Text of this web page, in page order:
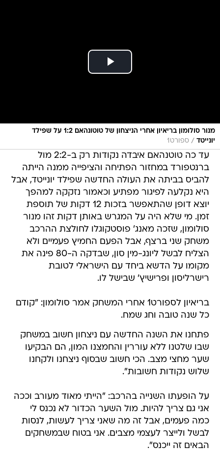
מנור סולומון בריאיון אחרי הניצחון של טוטונהאם 1:2 על שפילד
יונייטד / ספורט1
עד כה טוטנהאם איבדה נקודות רק ב-2:2 מול
ברנטפורד במחזור הפתיחה והציפייה ממנה הייתה
להביס בביתה את העולה החדשה שפילד יונייטד, אבל
היא נקלעה לפיגור מפתיע וכאמור נזקקה למהפך
יוצא דופן שהתאפשר בזכות 12 דקות של תוספת
זמן. מי שלא היה על המגרש באותן דקות זהו מנור
סולומון, שזכה מאנג' פוסטקוגלו לחולצת ההרכב
משחק שני ברצף, אבל הפעם החמיץ פעמיים ולא
הצליח לבשל ליונג-מין סון, שבדקה ה-80 פינה את
מקומו על הדשא ביחד עם הישראלי לטובת
רישרליסון ופרישיץ' שבישל לו.
בריאיון לספורט1 אחרי המשחק אמר סולומון: "קודם
כל שנה טובה וחג שמח.
פתחנו את השנה החדשה עם ניצחון חשוב במשחק
שבו שלטנו ללא עוררין והחמצנו המון, הם הבקיעו
שער מחצי מצב. הכי חשוב שבסוף ניצחנו ולקחנו
שלוש נקודות חשובות".
על הופעתו השנייה בהרכב: "הייתי מאוד מעורב וככה
אני גם צריך להיות. מול השער הכדור לא נכנס לי
כמה פעמים, אבל זה מה שאני צריך לעשות, לנסות
לבשל ולייצר לעצמי מצבים. אני בטוח שבמשחקים
הבאים זה ייכנס".